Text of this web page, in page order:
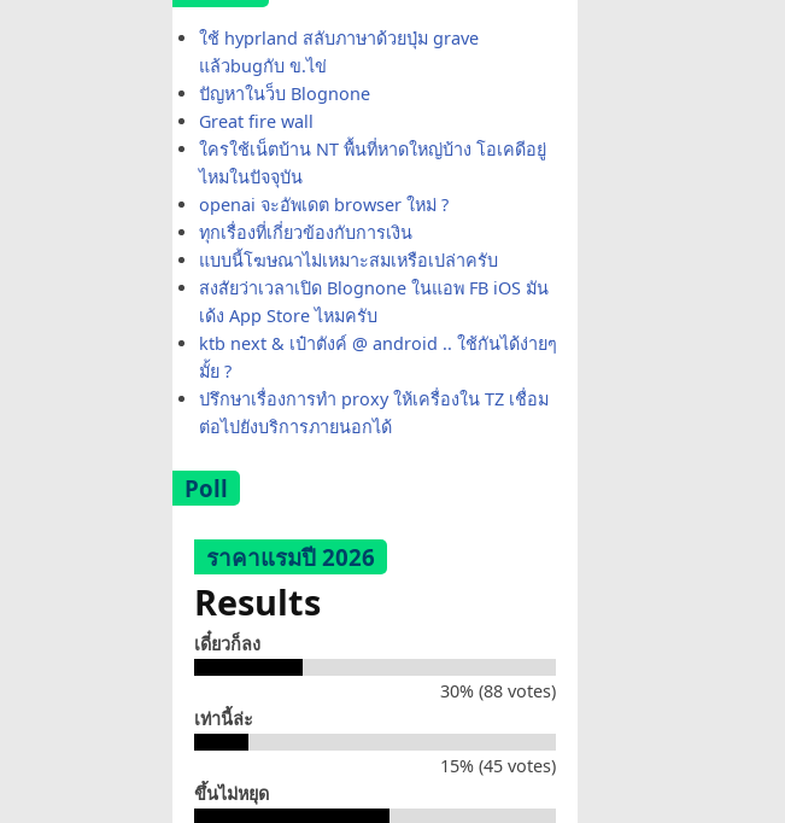
ใช้ hyprland สลับภาษาด้วยปุ่ม grave
แล้วbugกับ ข.ไข่
ปัญหาในว็บ Blognone
Great fire wall
ใครใช้เน็ตบ้าน NT พื้นที่หาดใหญ่บ้าง โอเคดีอยู่
ไหมในปัจจุบัน
openai จะอัพเดต browser ใหม่ ?
ทุกเรื่องที่เกี่ยวข้องกับการเงิน
แบบนี้โฆษณาไม่เหมาะสมเหรือเปล่าครับ
สงสัยว่าเวลาเปิด Blognone ในแอพ FB iOS มัน
เด้ง App Store ไหมครับ
ktb next & เป๋าตังค์ @ android .. ใช้กันได้ง่ายๆ
มั้ย ?
ปรึกษาเรื่องการทำ proxy ให้เครื่องใน TZ เชื่อม
ต่อไปยังบริการภายนอกได้
Poll
ราคาแรมปี 2026
Results
เดี๋ยวก็ลง
30% (88 votes)
เท่านี้ล่ะ
15% (45 votes)
ขึ้นไม่หยุด